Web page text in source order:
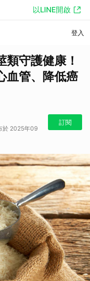
以LINE開啟
登入
守護健康！
血管、降低癌
於 2025年09
訂閱